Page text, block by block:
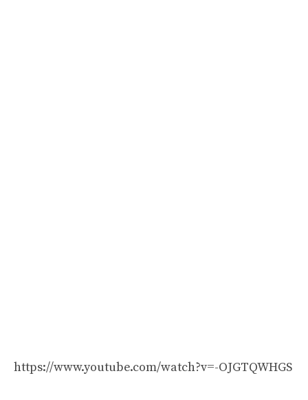
https://www.youtube.com/watch?v=-OJGTQWHGS